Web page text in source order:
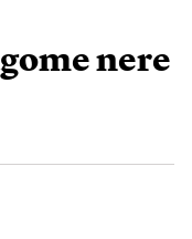
nere